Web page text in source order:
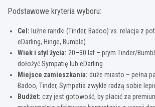
Podstawowe kryteria wyboru:
Cel: luźne randki (Tinder, Badoo) vs. relacja z
eDarling, Hinge, Bumble)
Wiek i styl życia: 20–30 lat – prym Tinder/
dołożyć Sympatię lub eDarling
Miejsce zamieszkania: duże miasto – pełna
Badoo, Tinder, Sympatia zwykle radzą sobie
Budżet: czy jest gotowość, by płacić za